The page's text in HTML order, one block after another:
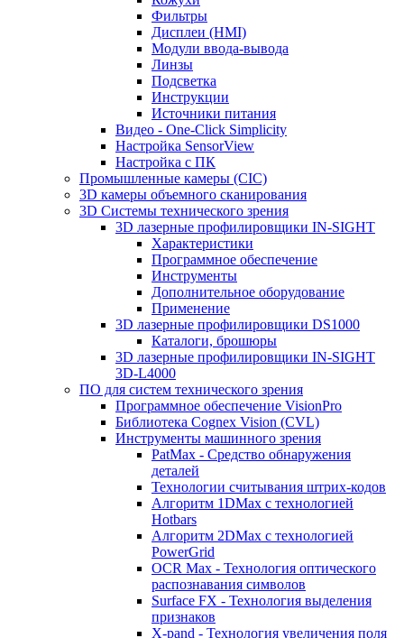
Фильтры
Дисплеи (HMI)
Модули ввода-вывода
Линзы
Подсветка
Инструкции
Источники питания
Видео - One-Click Simplicity
Настройка SensorView
Настройка с ПК
Промышленные камеры (CIC)
3D камеры объемного сканирования
3D Системы технического зрения
3D лазерные профилировщики IN-SIGHT
Характеристики
Программное обеспечение
Инструменты
Дополнительное оборудование
Применение
3D лазерные профилировщики DS1000
Каталоги, брошюры
3D лазерные профилировщики IN-SIGHT
3D-L4000
ПО для систем технического зрения
Программное обеспечение VisionPro
Библиотека Cognex Vision (CVL)
Инструменты машинного зрения
PatMax - Средство обнаружения
деталей
Технологии считывания штрих-кодов
Алгоритм 1DMax с технологией
Hotbars
Алгоритм 2DMax с технологией
PowerGrid
OCR Max - Технология оптического
распознавания символов
Surface FX - Технология выделения
признаков
X-pand - Технология увеличения поля